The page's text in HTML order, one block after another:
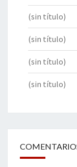
(sin título)
(sin título)
(sin título)
(sin título)